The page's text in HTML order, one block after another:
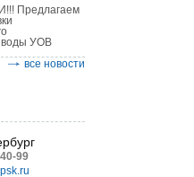
Предлагаем
воды УОВ
все новости
99